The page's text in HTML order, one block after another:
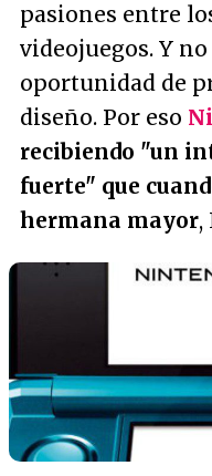
pasiones entre
videojuegos. Y
oportunidad de
diseño. Por eso
recibiendo "un
fuerte" que
hermana mayor,